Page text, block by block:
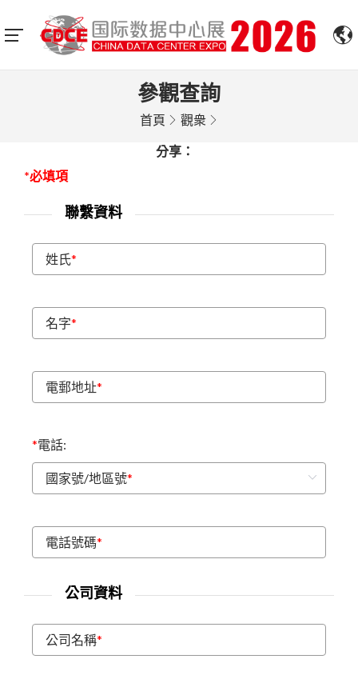
參觀查詢
首頁 觀衆
分享：
*必填項
聯繫資料
姓氏*
名字*
電郵地址*
*電話:
國家號/地區號*
電話號碼*
公司資料
公司名稱*